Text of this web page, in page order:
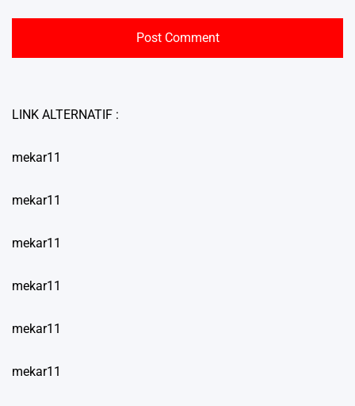
LINK ALTERNATIF :
mekar11
mekar11
mekar11
mekar11
mekar11
mekar11